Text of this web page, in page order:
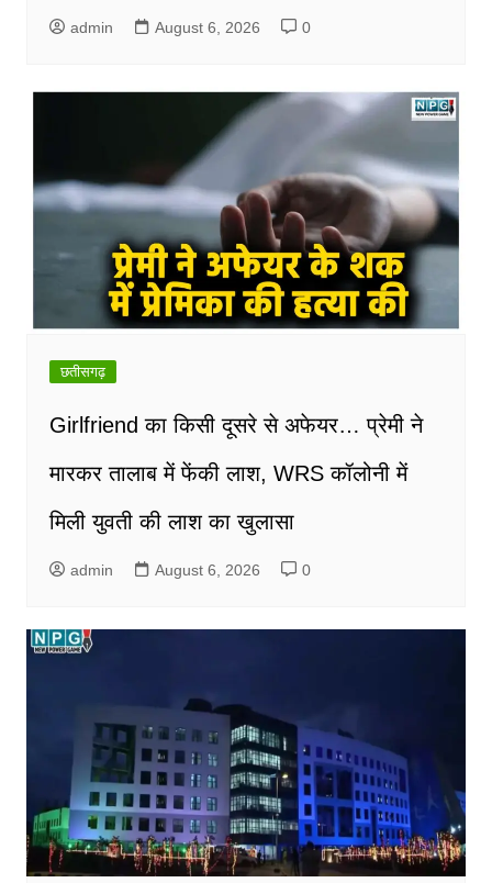
admin August 6, 2026 0
छतीसगढ़
Girlfriend का किसी दूसरे से अफेयर… प्रेमी ने
मारकर तालाब में फेंकी लाश, WRS कॉलोनी में
मिली युवती की लाश का खुलासा
admin August 6, 2026 0